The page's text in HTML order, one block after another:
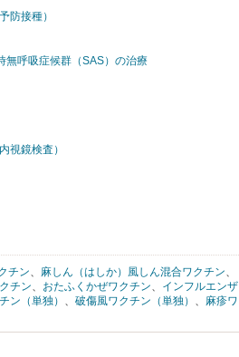
防接種）
無呼吸症候群（SAS）の治療
視鏡検査）
チン、 麻しん（はしか）風しん混合ワクチン、
チン、 おたふくかぜワクチン、 インフルエンザ
ン（単独） 、 破傷風ワクチン（単独） 、 麻疹ワ